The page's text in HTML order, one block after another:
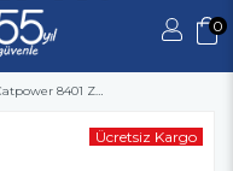
0
Ol Catpower 8401 Zımpara Motoru 150 mm
Ücretsiz Kargo